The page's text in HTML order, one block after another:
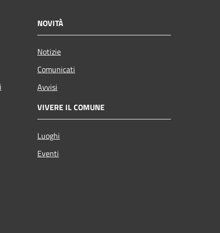
NOVITÀ
Notizie
Comunicati
Avvisi
VIVERE IL COMUNE
Luoghi
Eventi